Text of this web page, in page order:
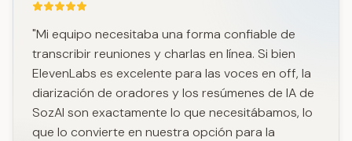
"Mi equipo necesitaba una forma confiable de
transcribir reuniones y charlas en línea. Si bien
ElevenLabs es excelente para las voces en off, la
diarización de oradores y los resúmenes de IA de
SozAI son exactamente lo que necesitábamos, lo
que lo convierte en nuestra opción para la